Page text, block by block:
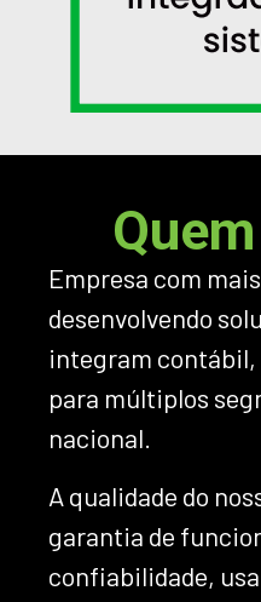
Empresa com
desenvolvendo
integram
para múltiplos
nacional.
A qualidade do
garantia de
confiabilidade,